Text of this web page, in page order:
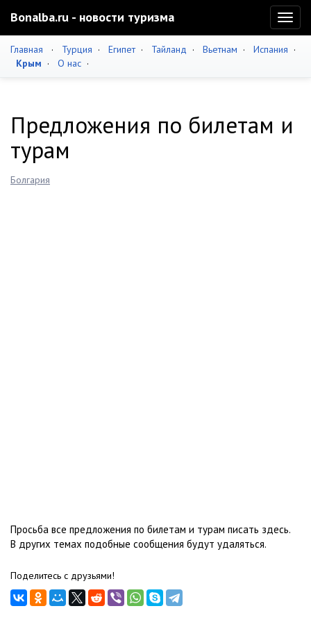
Bonalba.ru - новости туризма
Главная · Турция · Египет· Тайланд · Вьетнам · Испания ·
Крым · О нас ·
Предложения по билетам и
турам
Болгария
Просьба все предложения по билетам и турам писать здесь.
В других темах подобные сообщения будут удаляться.
Поделитесь с друзьями!